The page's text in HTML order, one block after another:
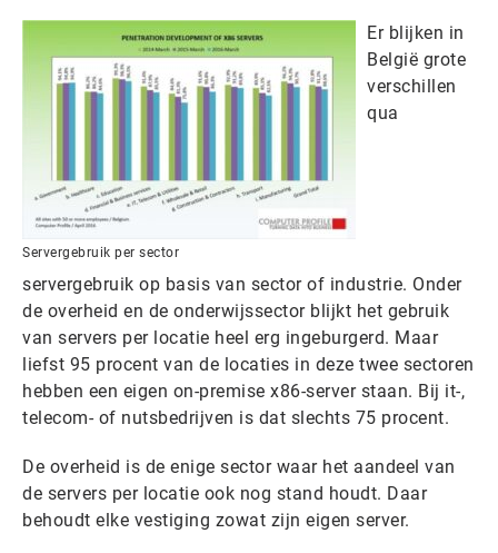
Servergebruik per sector
Er blijken in
België grote
verschillen
qua
servergebruik op basis van sector of industrie. Onder
de overheid en de onderwijssector blijkt het gebruik
van servers per locatie heel erg ingeburgerd. Maar
liefst 95 procent van de locaties in deze twee sectoren
hebben een eigen on-premise x86-server staan. Bij it-,
telecom- of nutsbedrijven is dat slechts 75 procent.
De overheid is de enige sector waar het aandeel van
de servers per locatie ook nog stand houdt. Daar
behoudt elke vestiging zowat zijn eigen server.